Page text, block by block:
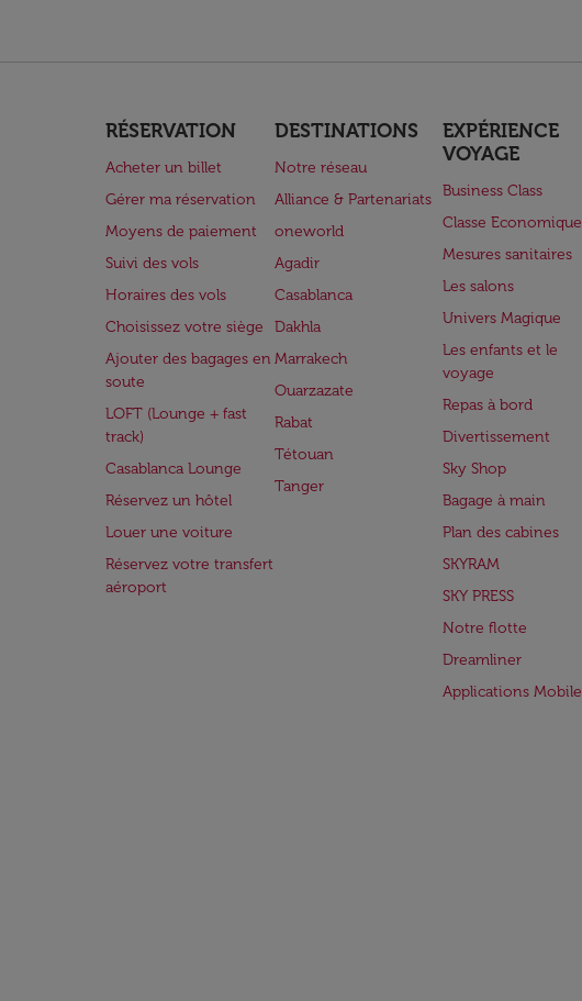
RÉSERVATION
Acheter un billet
Gérer ma réservation
Moyens de paiement
Suivi des vols
Horaires des vols
Choisissez votre siège
Ajouter des bagages en
soute
LOFT (Lounge + fast
track)
Casablanca Lounge
Réservez un hôtel
Louer une voiture
Réservez votre transfert
aéroport
DESTINATIONS
Notre réseau
Alliance & Partenariats
oneworld
Agadir
Casablanca
Dakhla
Marrakech
Ouarzazate
Rabat
Tétouan
Tanger
EXPÉRIENCE
VOYAGE
Business Class
Classe Economique
Mesures sanitaires
Les salons
Univers Magique
Les enfants et le
voyage
Repas à bord
Divertissement
Sky Shop
Bagage à main
Plan des cabines
SKYRAM
SKY PRESS
Notre flotte
Dreamliner
Applications Mobile